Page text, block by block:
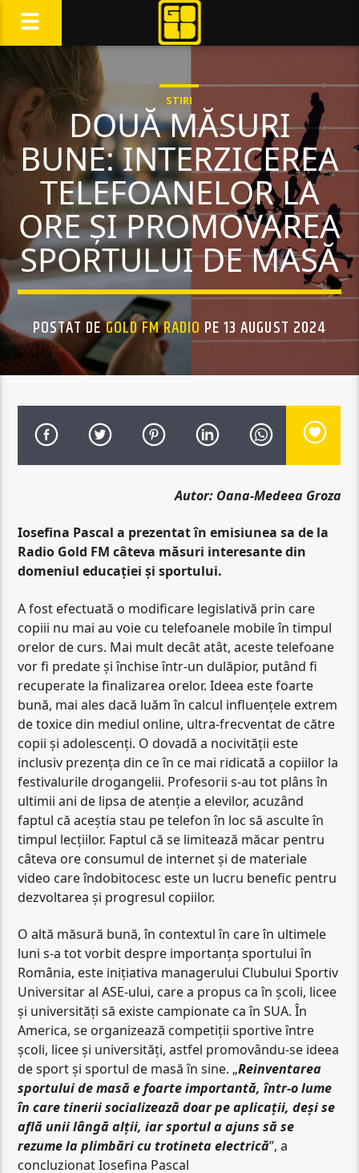
STIRI
DOUĂ MĂSURI
BUNE: INTERZICEREA
TELEFOANELOR LA
ORE ȘI PROMOVAREA
SPORTULUI DE MASĂ
POSTAT DEGOLD FM RADIO PE 13 AUGUST 2024
Autor: Oana-Medeea Groza
Iosefina Pascal a prezentat în emisiunea sa de la
Radio Gold FM câteva măsuri interesante din
domeniul educației și sportului.
A fost efectuată o modificare legislativă prin care
copiii nu mai au voie cu telefoanele mobile în timpul
orelor de curs. Mai mult decât atât, aceste telefoane
vor fi predate și închise într-un dulăpior, putând fi
recuperate la finalizarea orelor. Ideea este foarte
bună, mai ales dacă luăm în calcul influențele extrem
de toxice din mediul online, ultra-frecventat de către
copii și adolescenți. O dovadă a nocivității este
inclusiv prezența din ce în ce mai ridicată a copiilor la
festivalurile drogangelii. Profesorii s-au tot plâns în
ultimii ani de lipsa de atenție a elevilor, acuzând
faptul că aceștia stau pe telefon în loc să asculte în
timpul lecțiilor. Faptul că se limitează măcar pentru
câteva ore consumul de internet și de materiale
video care îndobitocesc este un lucru benefic pentru
dezvoltarea și progresul copiilor.
O altă măsură bună, în contextul în care în ultimele
luni s-a tot vorbit despre importanța sportului în
România, este inițiativa managerului Clubului Sportiv
Universitar al ASE-ului, care a propus ca în școli, licee
și universități să existe campionate ca în SUA. În
America, se organizează competiții sportive între
școli, licee și universități, astfel promovându-se ideea
de sport și sportul de masă în sine. „Reinventarea
sportului de masă e foarte importantă, într-o lume
în care tinerii socializează doar pe aplicații, deși se
află unii lângă alții, iar sportul a ajuns să se
rezume la plimbări cu trotineta electrică”, a
concluzionat Iosefina Pascal